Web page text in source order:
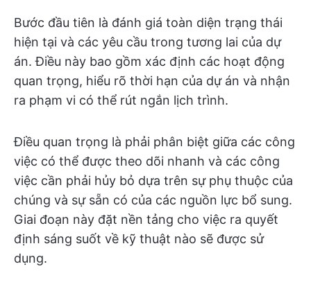
Bước đầu tiên là đánh giá toàn diện trạng thái
hiện tại và các yêu cầu trong tương lai của dự
án. Điều này bao gồm xác định các hoạt động
quan trọng, hiểu rõ thời hạn của dự án và nhận
ra phạm vi có thể rút ngắn lịch trình.
Điều quan trọng là phải phân biệt giữa các công
việc có thể được theo dõi nhanh và các công
việc cần phải hủy bỏ dựa trên sự phụ thuộc của
chúng và sự sẵn có của các nguồn lực bổ sung.
Giai đoạn này đặt nền tảng cho việc ra quyết
định sáng suốt về kỹ thuật nào sẽ được sử
dụng.